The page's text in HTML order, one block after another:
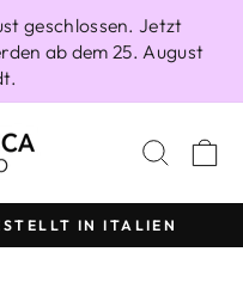
geschlossen. Jetzt
ab dem 25. August
IN ITALIEN